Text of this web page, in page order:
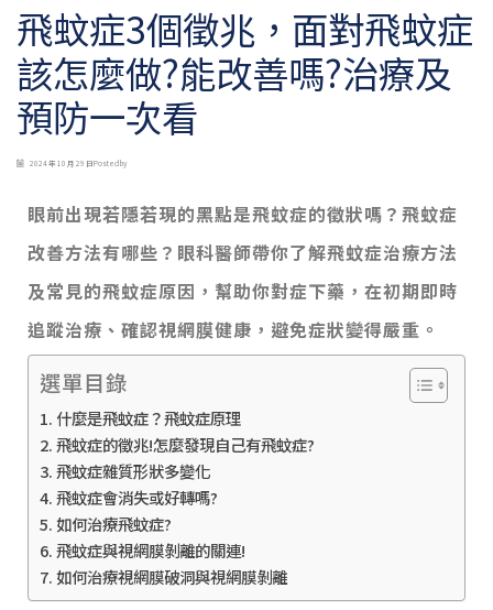
飛蚊症3個徵兆，面對飛蚊症
該怎麼做?能改善嗎?治療及
預防一次看
2024 年 10 月 29 日Posted by
眼前出現若隱若現的黑點是飛蚊症的徵狀嗎？飛蚊症
改善方法有哪些？眼科醫師帶你了解飛蚊症治療方法
及常見的飛蚊症原因，幫助你對症下藥，在初期即時
追蹤治療、確認視網膜健康，避免症狀變得嚴重。
選單目錄
什麼是飛蚊症？飛蚊症原理
飛蚊症的徵兆!怎麼發現自己有飛蚊症?
飛蚊症雜質形狀多變化
飛蚊症會消失或好轉嗎?
如何治療飛蚊症?
飛蚊症與視網膜剝離的關連!
如何治療視網膜破洞與視網膜剝離